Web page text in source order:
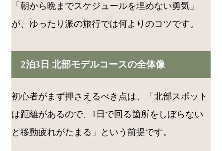
「朝から晩までスケジュールを埋めない勇気」
が、ゆったり派の旅行では何よりのコツです。
2泊3日 北部モデルコースの全体像
初心者がまず押さえるべき点は、「北部スポット
は距離があるので、1日で回る箇所をしぼらない
と移動疲れがたまる」という前提です。